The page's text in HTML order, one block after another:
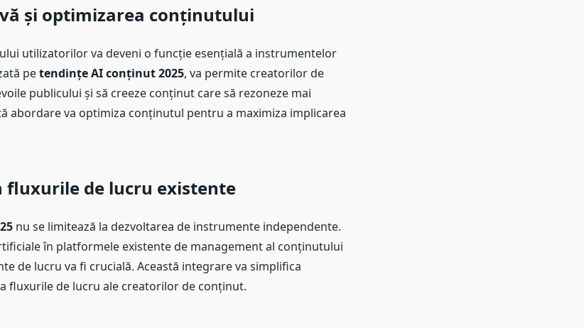
și optimizarea conținutului
utilizatorilor va deveni o funcție esențială a instrumentelor
petendințe AI conținut 2025, va permite creatorilor de
publicului și să creeze conținut care să rezoneze mai
abordare va optimiza conținutul pentru a maximiza implicarea
fluxurile de lucru existente
nu se limitează la dezvoltarea de instrumente independente.
în platformele existente de management al conținutului
de lucru va fi crucială. Această integrare va simplifica
fluxurile de lucru ale creatorilor de conținut.